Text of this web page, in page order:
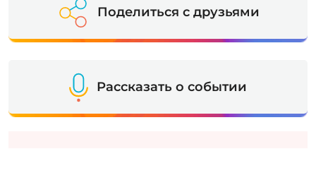
Поделиться с друзьями
Рассказать о событии